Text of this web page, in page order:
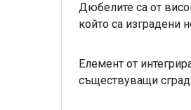
Дюбелите са от
който са изградени
Елемент от
съществуващи